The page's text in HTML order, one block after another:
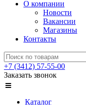
О компании
Новости
Вакансии
Магазины
Контакты
+7 (3412) 57-55-00
Заказать звонок
Каталог